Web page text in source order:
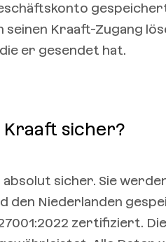
seinen Kraaft-Zugang
er gesendet hat.
Kraaft sicher?
sicher. Sie
den Niederlanden
27001:2022 zertifiziert.